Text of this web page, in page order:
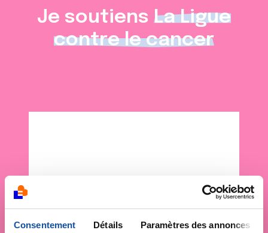
Consentement Détails Paramètres des annonces
Je soutiens La Ligue
contre le cancer